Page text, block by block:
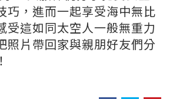
巧，進而一起享受海中無比
受這如同太空人一般無重力
照片帶回家與親朋好友們分